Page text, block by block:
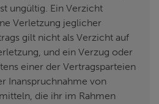
ungültig. Ein Verzicht
Verletzung jeglicher
gilt nicht als Verzicht auf
und ein Verzug oder
einer der Vertragsparteien
Inanspruchnahme von
die ihr im Rahmen